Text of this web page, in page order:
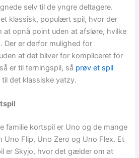
selv til de yngre deltagere.
klassisk, populært spil, hvor der
at opnå point uden at afsløre, hvilke
Der er derfor mulighed for
at det bliver for kompliceret for
er til terningspil, så prøv et spil
det klassiske yatzy.
familie kortspil er Uno og de mange
Uno Flip, Uno Zero og Uno Flex. Et
er Skyjo, hvor det gælder om at